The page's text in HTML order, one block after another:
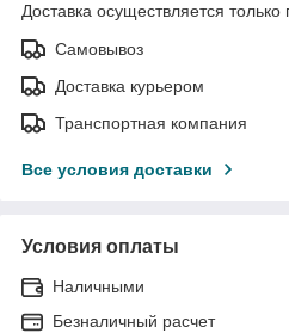
Доставка осуществляется
Самовывоз
Доставка курьером
Транспортная компания
Все условия доставки
Условия оплаты
Наличными
Безналичный расчет